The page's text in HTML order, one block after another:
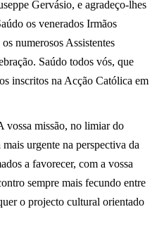
Gervásio, e agradeço-lhes
os venerados Irmãos
numerosos Assistentes
Saúdo todos vós, que
inscritos na Acção Católica em
vossa missão, no limiar do
urgente na perspectiva da
a favorecer, com a vossa
sempre mais fecundo entre
o projecto cultural orientado